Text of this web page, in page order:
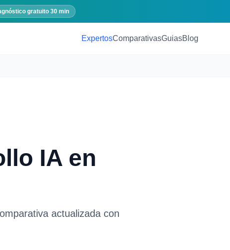
gratuito 30 min
ExpertosComparativasGuiasBlog
IA en
actualizada con